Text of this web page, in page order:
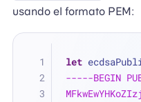
usando el formato PEM:
let
-----BEGIN